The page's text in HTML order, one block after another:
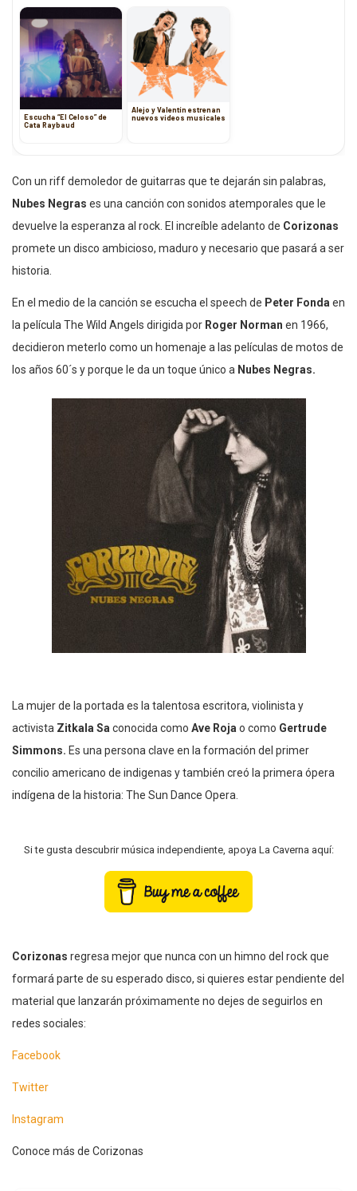
Escucha “El Celoso” de
Cata Raybaud
Alejo y Valentín estrenan
nuevos videos musicales
Con un riff demoledor de guitarras que te dejarán sin palabras,
Nubes Negras es una canción con sonidos atemporales que le
devuelve la esperanza al rock. El increíble adelanto de Corizonas
promete un disco ambicioso, maduro y necesario que pasará a ser
historia.
En el medio de la canción se escucha el speech de Peter Fonda en
la película The Wild Angels dirigida por Roger Norman en 1966,
decidieron meterlo como un homenaje a las películas de motos de
los años 60´s y porque le da un toque único a Nubes Negras.
La mujer de la portada es la talentosa escritora, violinista y
activista Zitkala Sa conocida como Ave Roja o como Gertrude
Simmons. Es una persona clave en la formación del primer
concilio americano de indigenas y también creó la primera ópera
indígena de la historia: The Sun Dance Opera.
Si te gusta descubrir música independiente, apoya La Caverna aquí:
Corizonas regresa mejor que nunca con un himno del rock que
formará parte de su esperado disco, si quieres estar pendiente del
material que lanzarán próximamente no dejes de seguirlos en
redes sociales:
Facebook
Twitter
Instagram
Conoce más de Corizonas